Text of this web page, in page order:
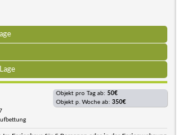
Objekt pro Tag ab: 50€
Objekt p. Woche ab: 350€